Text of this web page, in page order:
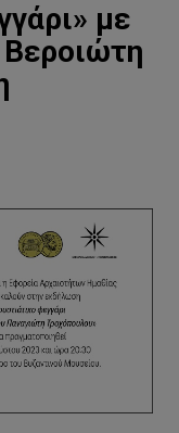
με
Βεροιώτη